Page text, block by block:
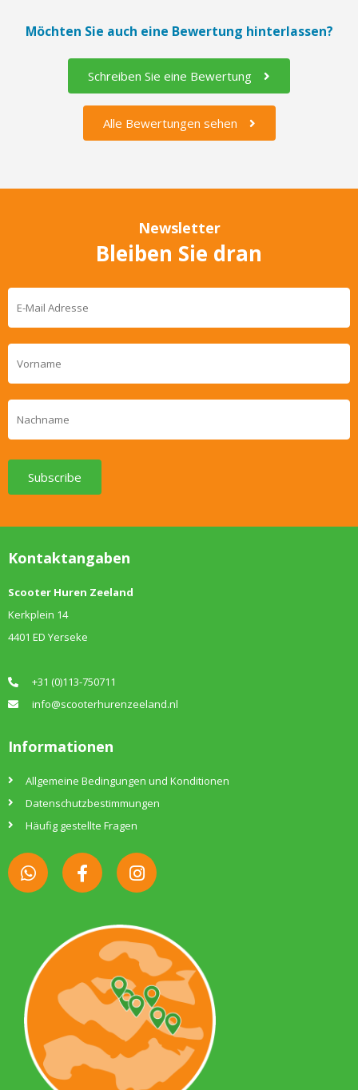
Möchten Sie auch eine Bewertung hinterlassen?
Schreiben Sie eine Bewertung
Alle Bewertungen sehen
Newsletter
Bleiben Sie dran
Subscribe
Kontaktangaben
Scooter Huren Zeeland
Kerkplein 14
4401 ED Yerseke
+31 (0)113-750711
info@scooterhurenzeeland.nl
Informationen
Allgemeine Bedingungen und Konditionen
Datenschutzbestimmungen
Häufig gestellte Fragen